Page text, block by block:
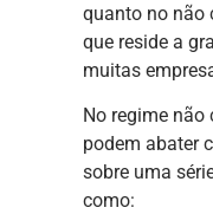
quanto no não
que reside a
muitas
No regime
podem abater
sobre uma
como: